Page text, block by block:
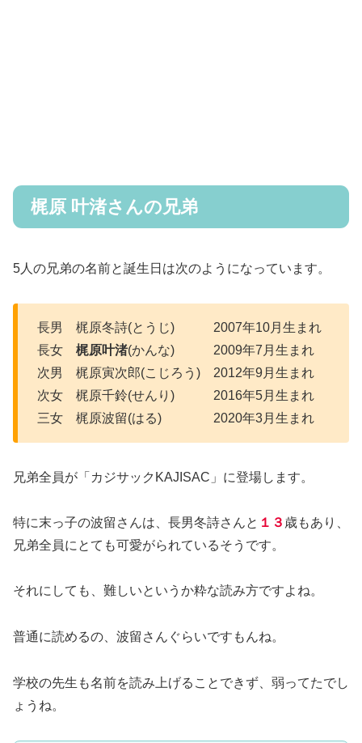
梶原 叶渚さんの兄弟
5人の兄弟の名前と誕生日は次のようになっています。
長男 梶原冬詩(とうじ) 2007年10月生まれ
長女 梶原叶渚(かんな) 2009年7月生まれ
次男 梶原寅次郎(こじろう) 2012年9月生まれ
次女 梶原千鈴(せんり) 2016年5月生まれ
三女 梶原波留(はる) 2020年3月生まれ
兄弟全員が「カジサックKAJISAC」に登場します。
特に末っ子の波留さんは、長男冬詩さんと １３ 歳もあり、
兄弟全員にとても可愛がられているそうです。
それにしても、難しいというか粋な読み方ですよね。
普通に読めるの、波留さんぐらいですもんね。
学校の先生も名前を読み上げることできず、弱ってたでし
ょうね。